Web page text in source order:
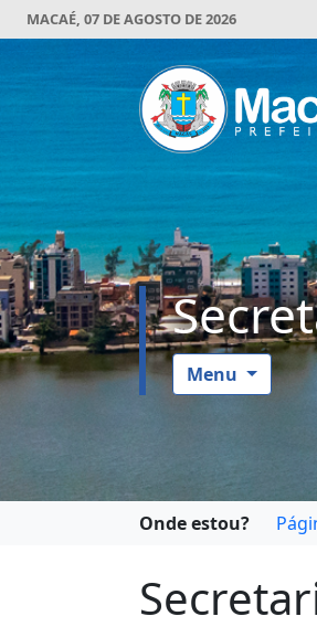
MACAÉ, 07 DE AGOSTO DE 2026
Menu
Onde estou?